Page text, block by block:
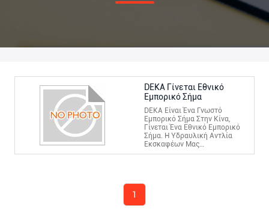
DEKA Γίνεται Εθνικό
Εμπορικό Σήμα
DEKA Είναι Ένα Γνωστό
Εμπορικό Σήμα Στην Κίνα,
Γίνεται Ένα Εθνικό Εμπορικό
Σήμα. Η Υδραυλική Αντλία
Εκσκαφέων Μας
Χρησιμοποιείται Ευρέως
DEKA Υδραυλική Έκθεση
Άξονων, Έμβολο Υ Των
1